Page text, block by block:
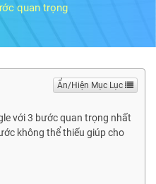
quan trọng
Ẩn/Hiện Mục Lục
với 3 bước quan trọng nhất
không thể thiếu giúp cho